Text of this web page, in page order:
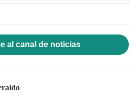
al canal de noticias